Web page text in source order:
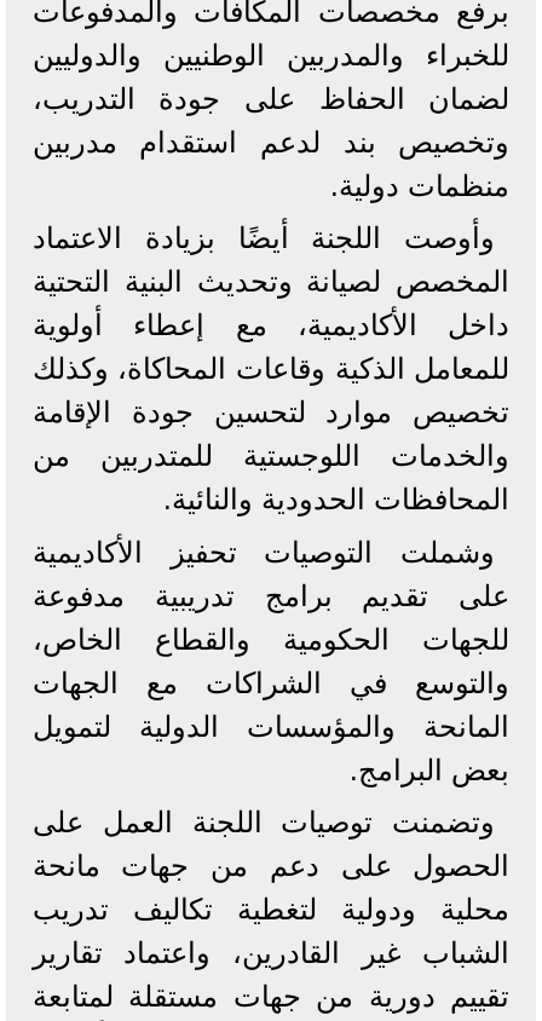
برفع مخصصات المكافآت والمدفوعات
للخبراء والمدربين الوطنيين والدوليين
لضمان الحفاظ على جودة التدريب،
وتخصيص بند لدعم استقدام مدربين
منظمات دولية.
وأوصت اللجنة أيضًا بزيادة الاعتماد
المخصص لصيانة وتحديث البنية التحتية
داخل الأكاديمية، مع إعطاء أولوية
للمعامل الذكية وقاعات المحاكاة، وكذلك
تخصيص موارد لتحسين جودة الإقامة
والخدمات اللوجستية للمتدربين من
المحافظات الحدودية والنائية.
وشملت التوصيات تحفيز الأكاديمية
على تقديم برامج تدريبية مدفوعة
للجهات الحكومية والقطاع الخاص،
والتوسع في الشراكات مع الجهات
المانحة والمؤسسات الدولية لتمويل
بعض البرامج.
وتضمنت توصيات اللجنة العمل على
الحصول على دعم من جهات مانحة
محلية ودولية لتغطية تكاليف تدريب
الشباب غير القادرين، واعتماد تقارير
تقييم دورية من جهات مستقلة لمتابعة